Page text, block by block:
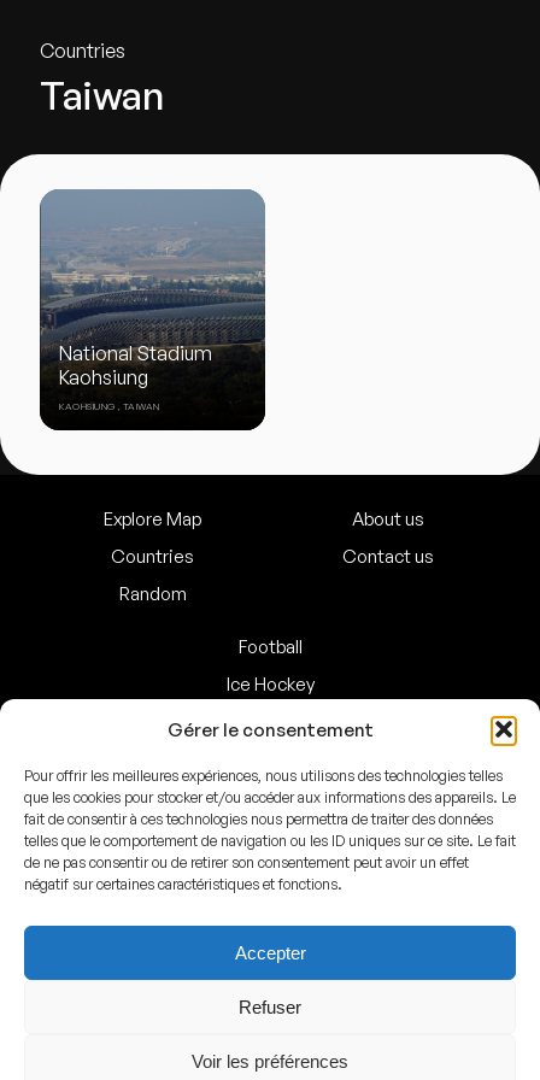
Gérer le consentement
Pour offrir les meilleures expériences, nous utilisons des technologies telles
que les cookies pour stocker et/ou accéder aux informations des appareils. Le
fait de consentir à ces technologies nous permettra de traiter des données
telles que le comportement de navigation ou les ID uniques sur ce site. Le fait
de ne pas consentir ou de retirer son consentement peut avoir un effet
négatif sur certaines caractéristiques et fonctions.
Accepter
Refuser
Voir les préférences
Countries
Taiwan
National Stadium
Kaohsiung
KAOHSIUNG, TAIWAN
Explore Map
Countries
Random
About us
Contact us
Football
Ice Hockey
Basketball
Baseball
American Football
Facebook
Instagram
© ArenasMap 2020–2026
Legal–Privacy